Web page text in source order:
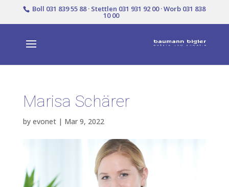
Boll 031 839 55 88 · Stettlen 031 931 92 00 · Worb 031 838
10 00
Marisa Schärer
by evonet| Mar 9, 2022